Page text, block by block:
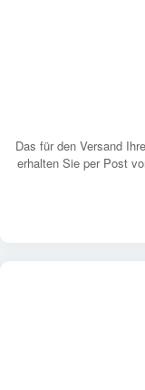
Das für den Versand
erhalten Sie per Post